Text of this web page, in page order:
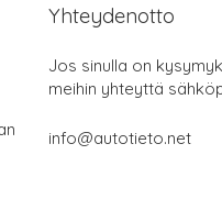
Yhteydenotto
Jos sinulla on
meihin yhteyttä
info@autotieto.net